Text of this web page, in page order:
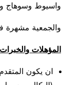
واسيوط وسوهاج
والجمعية مشهرة
المؤهلات والخبرات
ان يكون